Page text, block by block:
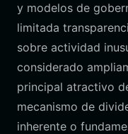
y modelos de
limitada
sobre actividad
considerado
principal atractivo
mecanismo de
inherente o